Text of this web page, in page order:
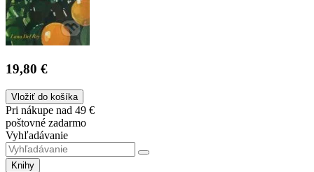
19,80 €
Vložiť do košíka
Pri nákupe nad 49 €
poštovné zadarmo
Vyhľadávanie
Knihy